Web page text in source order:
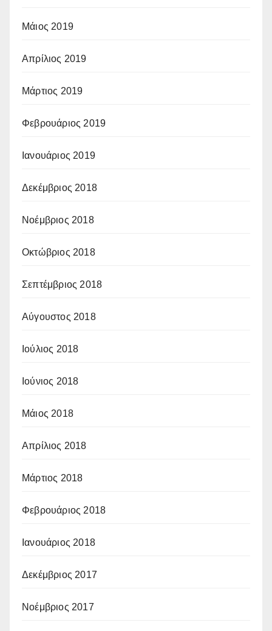
Μάιος 2019
Απρίλιος 2019
Μάρτιος 2019
Φεβρουάριος 2019
Ιανουάριος 2019
Δεκέμβριος 2018
Νοέμβριος 2018
Οκτώβριος 2018
Σεπτέμβριος 2018
Αύγουστος 2018
Ιούλιος 2018
Ιούνιος 2018
Μάιος 2018
Απρίλιος 2018
Μάρτιος 2018
Φεβρουάριος 2018
Ιανουάριος 2018
Δεκέμβριος 2017
Νοέμβριος 2017